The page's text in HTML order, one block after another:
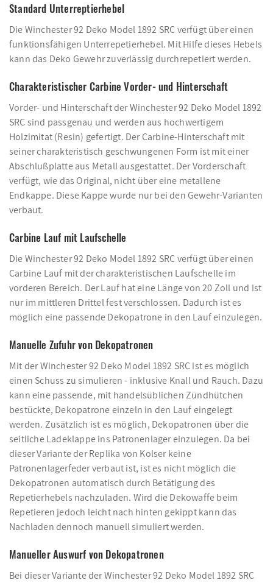
Standard Unterreptierhebel
Die Winchester 92 Deko Model 1892 SRC verfügt über einen
funktionsfähigen Unterrepetierhebel. Mit Hilfe dieses Hebels
kann das Deko Gewehr zuverlässig durchrepetiert werden.
Charakteristischer Carbine Vorder- und Hinterschaft
Vorder- und Hinterschaft der Winchester 92 Deko Model 1892
SRC sind passgenau und werden aus hochwertigem
Holzimitat (Resin) gefertigt. Der Carbine-Hinterschaft mit
seiner charakteristisch geschwungenen Form ist mit einer
Abschlußplatte aus Metall ausgestattet. Der Vorderschaft
verfügt, wie das Original, nicht über eine metallene
Endkappe. Diese Kappe wurde nur bei den Gewehr-Varianten
verbaut.
Carbine Lauf mit Laufschelle
Die Winchester 92 Deko Model 1892 SRC verfügt über einen
Carbine Lauf mit der charakteristischen Laufschelle im
vorderen Bereich. Der Lauf hat eine Länge von 20 Zoll und ist
nur im mittleren Drittel fest verschlossen. Dadurch ist es
möglich eine passende Dekopatrone in den Lauf einzulegen.
Manuelle Zufuhr von Dekopatronen
Mit der Winchester 92 Deko Model 1892 SRC ist es möglich
einen Schuss zu simulieren - inklusive Knall und Rauch. Dazu
kann eine passende, mit handelsüblichen Zündhütchen
bestückte, Dekopatrone einzeln in den Lauf eingelegt
werden. Zusätzlich ist es möglich, Dekopatronen über die
seitliche Ladeklappe ins Patronenlager einzulegen. Da bei
dieser Variante der Replika von Kolser keine
Patronenlagerfeder verbaut ist, ist es nicht möglich die
Dekopatronen automatisch durch Betätigung des
Repetierhebels nachzuladen. Wird die Dekowaffe beim
Repetieren jedoch leicht nach hinten gekippt kann das
Nachladen dennoch manuell simuliert werden.
Manueller Auswurf von Dekopatronen
Bei dieser Variante der Winchester 92 Deko Model 1892 SRC